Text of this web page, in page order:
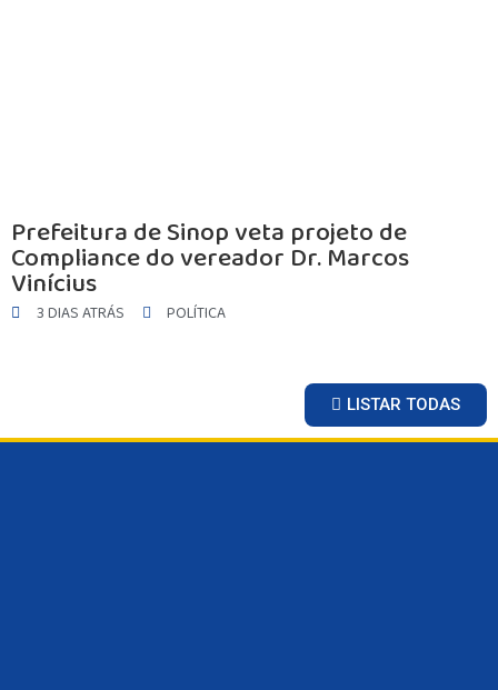
Prefeitura de Sinop veta projeto de
Compliance do vereador Dr. Marcos
Vinícius
3 DIAS ATRÁS POLÍTICA
LISTAR TODAS
AGRONEGÓCIO
BRASIL
GERAL
ESPORTES
POLÍTICA